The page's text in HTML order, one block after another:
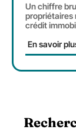
Un chiffre
propriétaires
crédit
En savoir